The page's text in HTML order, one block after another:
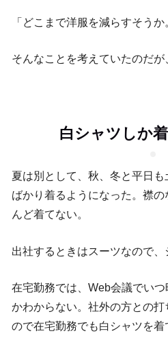
「どこまで洋服を減らすそうか
そんなことを考えていたのだが
白シャツしか
夏は別として、秋、冬と平日も
ばかり着るようになった。襟
んど着てない。
出社するときはスーツなので、
在宅勤務では、Web会議でい
かわからない。社外の方との
ので在宅勤務でも白シャツを着